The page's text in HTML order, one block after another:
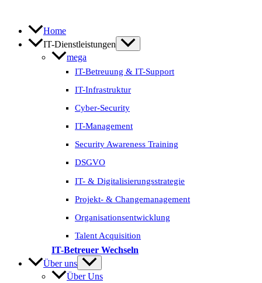
springen
Home
IT-Dienstleistungen
mega
IT-Betreuung & IT-Support
IT-Infrastruktur
Cyber-Security
IT-Management
Security Awareness Training
DSGVO
IT- & Digitalisierungs­strategie
Projekt- & Change­management
Organisations­entwicklung
Talent Acquisition
IT-Betreuer Wechseln
Über uns
Über Uns